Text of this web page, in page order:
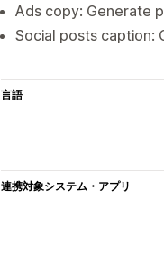
Ads copy: Generate
Social posts caption:
言語
連携対象システム・アプリ